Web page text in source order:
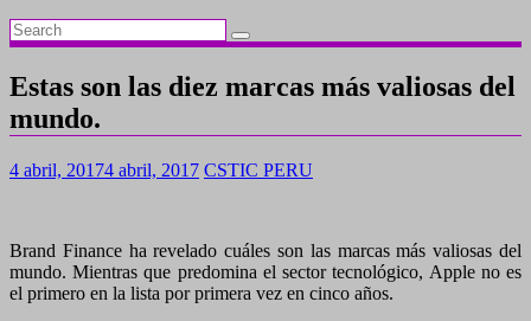
Estas son las diez marcas más valiosas del
mundo.
4 abril, 20174 abril, 2017 CSTIC PERU
Brand Finance ha revelado cuáles son las marcas más valiosas del
mundo. Mientras que predomina el sector tecnológico, Apple no es
el primero en la lista por primera vez en cinco años.